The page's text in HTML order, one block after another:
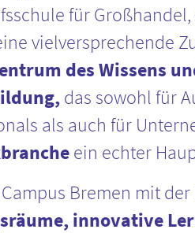
für
vielversprechende
des Wissens
das sowohl für
als auch für
ein echter
Campus Bremen mit
innovative